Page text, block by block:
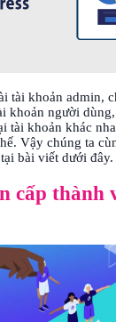
tài khoản admin,
khoản người
tài khoản khác
Vậy chúng ta
bài viết dưới đây.
cấp thành